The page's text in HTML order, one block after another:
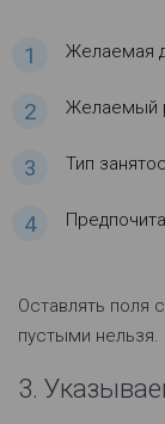
Желаемая
Желаемый
Тип
Оставлять поля
пустыми нельзя.
3.